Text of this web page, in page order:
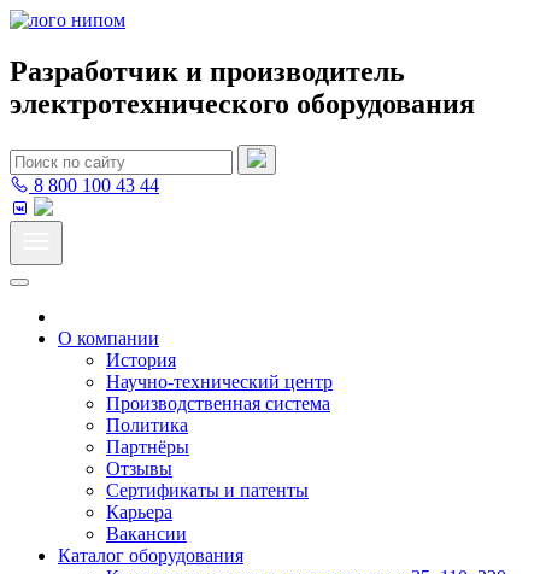
Разработчик и производитель
электротехнического оборудования
8 800 100 43 44
О компании
История
Научно-технический центр
Производственная система
Политика
Партнёры
Отзывы
Сертификаты и патенты
Карьера
Вакансии
Каталог оборудования